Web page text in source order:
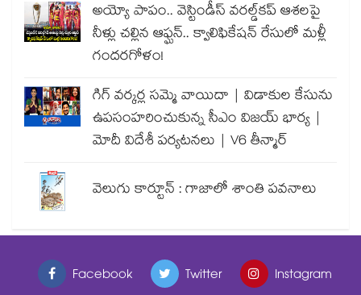
అయ్యో పాపం.. వెస్టిండీస్ వరల్డ్‌కప్ ఆశలపై
నీళ్లు చల్లిన ఆఫ్ఘన్.. క్వాలిఫికేషన్ రేసులో మళ్లీ
గందరగోళం!
గిగ్ వర్కర్ల సమ్మె వాయిదా | విడాకుల కేసును
ఉపసంహరించుకున్న సీఎం విజయ్ భార్య |
మోదీ విదేశీ పర్యటనలు | V6 తీన్మార్
వెలుగు కార్టూన్ : గాజాలో శాంతి పవనాలు
Facebook Twitter Instagram